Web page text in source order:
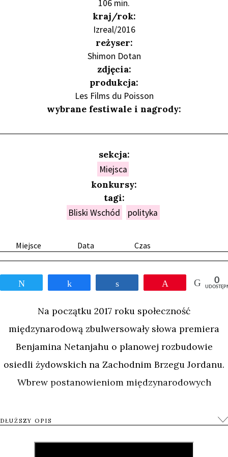
Miejsce Data Czas
Przypnij 0
Na początku 2017 roku społeczność
międzynarodową zbulwersowały słowa premiera
Benjamina Netanjahu o planowej rozbudowie
osiedli żydowskich na Zachodnim Brzegu Jordanu.
Wbrew postanowieniom międzynarodowych
konsekwentnie zasiedla te tereny swoimi
DŁUŻSZY OPIS
106 min.
kraj/rok:
Izreal/2016
reżyser:
Shimon Dotan
zdjęcia:
produkcja:
Les Films du Poisson
wybrane festiwale i nagrody:
sekcja:
Miejsca
konkursy:
tagi:
Bliski Wschód polityka